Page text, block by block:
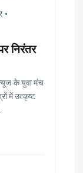
निरंतर
के युवा मंच
में उत्कृष्ट